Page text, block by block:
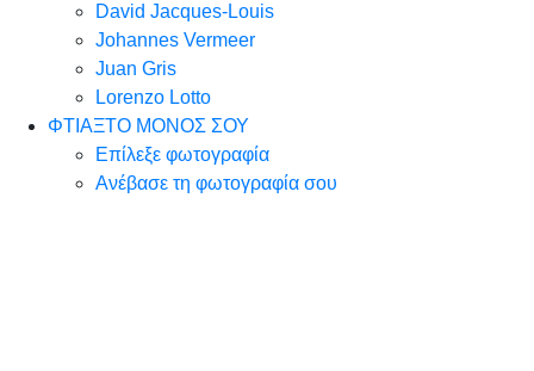
David Jacques-Louis
Johannes Vermeer
Juan Gris
Lorenzo Lotto
ΦΤΙΑΞΤΟ ΜΟΝΟΣ ΣΟΥ
Επίλεξε φωτογραφία
Ανέβασε τη φωτογραφία σου